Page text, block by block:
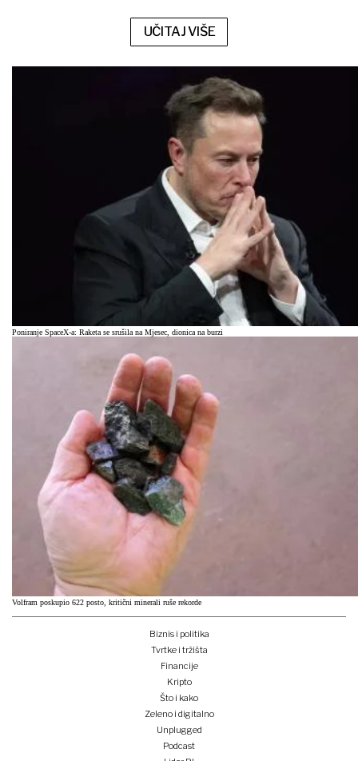
UČITAJ VIŠE
Poniranje SpaceX-a: Raketa se srušila na Mjesec, dionica na burzi
Volfram poskupio 622 posto, kritični minerali ruše rekorde
Biznis i politika
Tvrtke i tržišta
Financije
Kripto
Što i kako
Zeleno i digitalno
Unplugged
Podcast